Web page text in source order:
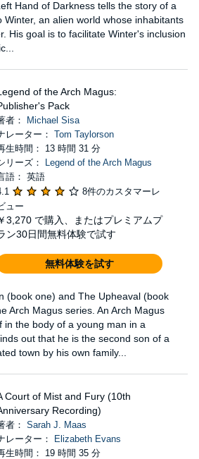
Hand of Darkness tells the story of a
Winter, an alien world whose inhabitants
His goal is to facilitate Winter's inclusion
of the Arch Magus:
Pack
者：
Michael Sisa
レーター： Tom Taylorson
生時間： 13 時間 31 分
リーズ：
Legend of the Arch Magus
語： 英語
8件のカスタマーレ
ュー
3,270 で購入、またはプレミアムプ
ン30日間無料体験で試す
無料体験を試す
(book one) and The Upheaval (book
Arch Magus series. An Arch Magus
in the body of a young man in a
out that he is the second son of a
town by his own family...
Court of Mist and Fury (10th
Recording)
者： Sarah J. Maas
レーター：
Elizabeth Evans
生時間： 19 時間 35 分